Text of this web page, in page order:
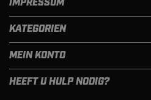
IMPRESSUM
KATEGORIEN
MEIN KONTO
HEEFT U HULP NODIG?